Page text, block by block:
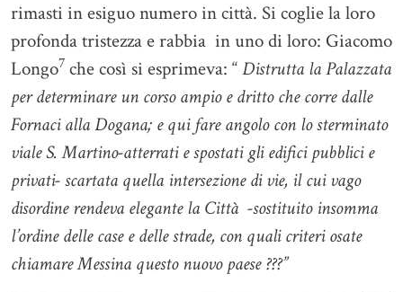
rimasti in esiguo numero in città. Si coglie la loro
profonda tristezza e rabbia in uno di loro: Giacomo
Longo7 che così si esprimeva: “Distrutta la Palazzata
per determinare un corso ampio e dritto che corre dalle
Fornaci alla Dogana; e qui fare angolo con lo sterminato
viale S. Martino-atterrati e spostati gli edifici pubblici e
privati- scartata quella intersezione di vie, il cui vago
disordine rendeva elegante la Città -sostituito insomma
l’ordine delle case e delle strade, con quali criteri osate
chiamare Messina questo nuovo paese ???”